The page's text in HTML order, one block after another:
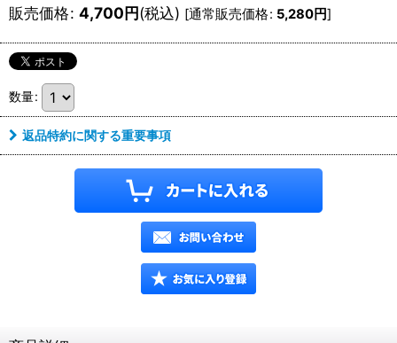
販売価格: 4,700円(税込) [通常販売価格: 5,280円]
数量:
返品特約に関する重要事項